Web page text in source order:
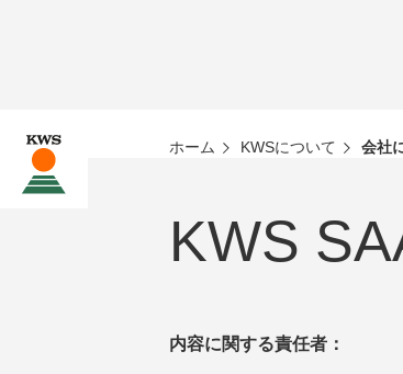
ホーム KWSについて 会社
KWS
内容に関する責任者：